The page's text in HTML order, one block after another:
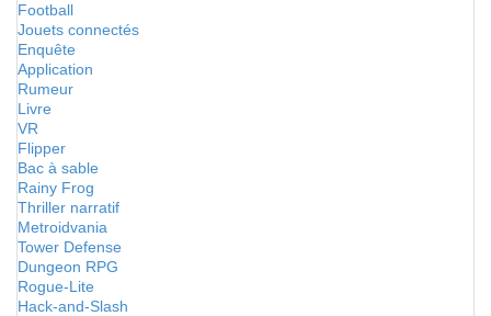
Football
Jouets connectés
Enquête
Application
Rumeur
Livre
VR
Flipper
Bac à sable
Rainy Frog
Thriller narratif
Metroidvania
Tower Defense
Dungeon RPG
Rogue-Lite
Hack-and-Slash